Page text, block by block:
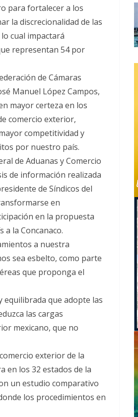
para fortalecer a los
la discrecionalidad de las
cual impactará
representan 54 por
de Cámaras
Manuel López Campos,
mayor certeza en los
comercio exterior,
competitividad y
por nuestro país.
de Aduanas y Comercio
de información realizada
de Síndicos del
en
en la propuesta
a la Concanaco.
a nuestra
sea esbelto, como parte
que proponga el
equilibrada que adopte las
las cargas
mexicano, que no
exterior de la
en los 32 estados de la
un estudio comparativo
los procedimientos en